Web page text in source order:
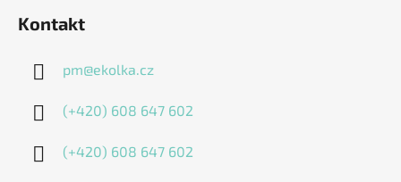
Kontakt
pm@ekolka.cz
(+420) 608 647 602
(+420) 608 647 602